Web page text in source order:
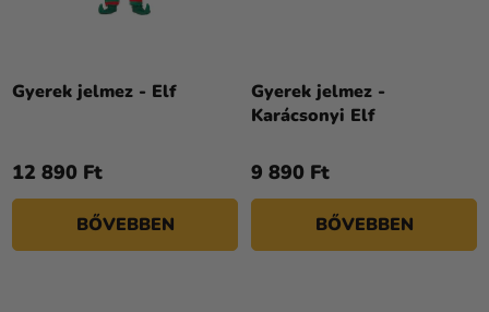
Gyerek jelmez - Elf
12 890 Ft
BŐVEBBEN
Gyerek jelmez -
Karácsonyi Elf
9 890 Ft
BŐVEBBEN